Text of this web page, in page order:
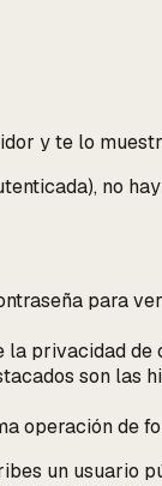
y te lo
no
para
privacidad
son las
operación de
un usuario